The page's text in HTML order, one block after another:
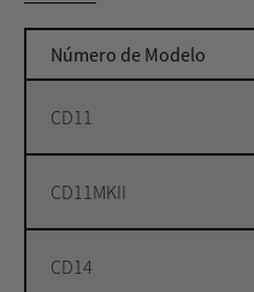
Número de Modelo
CD11
CD11MKII
CD14